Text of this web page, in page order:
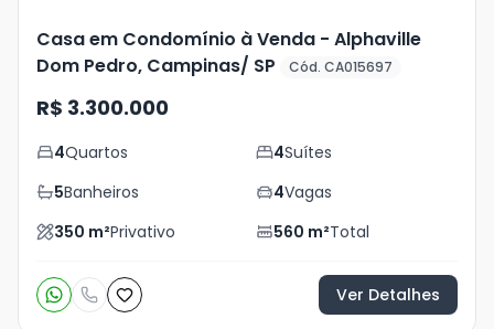
Casa em Condomínio à Venda - Alphaville
Dom Pedro, Campinas/ SP
Cód. CA015697
R$ 3.300.000
4Quartos 4Suítes
5Banheiros 4Vagas
350 m²Privativo 560 m²Total
Ver Detalhes